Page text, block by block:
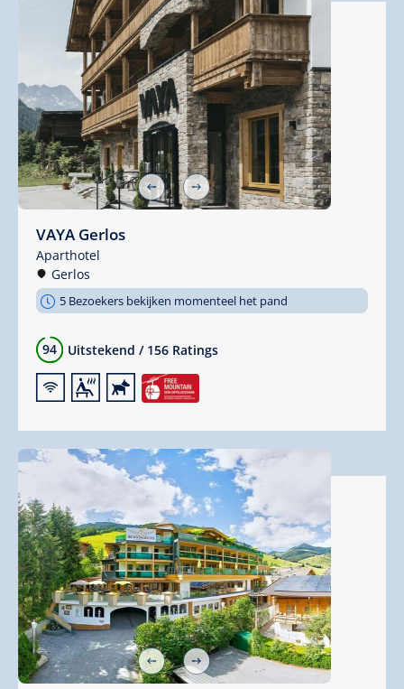
VAYA Gerlos
Aparthotel
Gerlos
5 Bezoekers bekijken momenteel het pand
94 Uitstekend / 156 Ratings
🜉🗔🔮